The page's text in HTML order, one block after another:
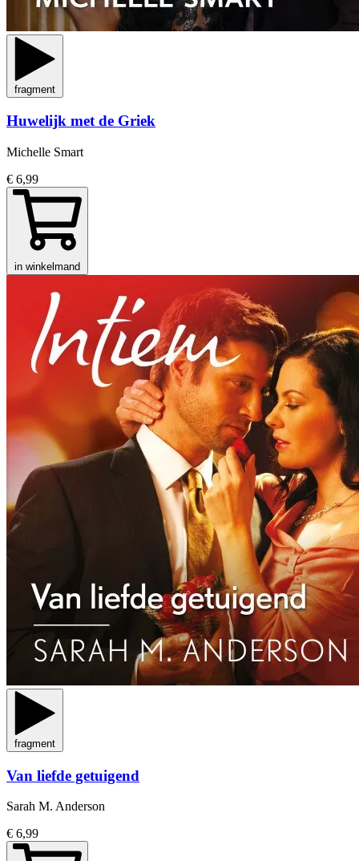
fragment
Huwelijk met de Griek
Michelle Smart
€ 6,99
in winkelmand
fragment
Van liefde getuigend
Sarah M. Anderson
€ 6,99